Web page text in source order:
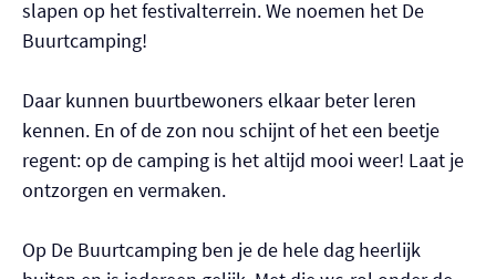
slapen op het festivalterrein. We noemen het De
Buurtcamping!
Daar kunnen buurtbewoners elkaar beter leren
kennen. En of de zon nou schijnt of het een beetje
regent: op de camping is het altijd mooi weer! Laat je
ontzorgen en vermaken.
Op De Buurtcamping ben je de hele dag heerlijk